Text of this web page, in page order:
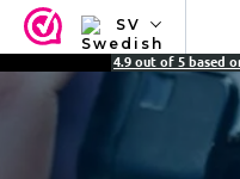
SV
NL
4.9 out of 5 based